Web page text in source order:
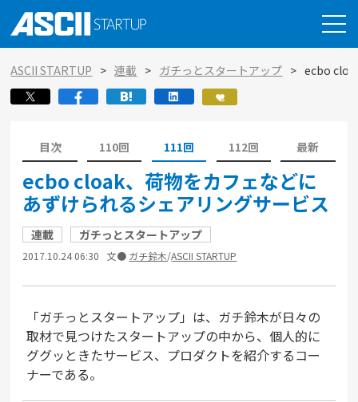
ASCII STARTUP 連載 ガチっとスタートアップ ecbo
目次 110回 111回 112回 最新
ecbo cloak、荷物をカフェなどに
あずけられるシェアリングサービス
連載 ガチっとスタートアップ
2017.10.24 06:30 文● ガチ鈴木/ASCII STARTUP
「ガチっとスタートアップ」は、ガチ鈴木が日々の
取材で見つけたスタートアップの中から、個人的に
ググッときたサービス、プロダクトを紹介するコー
ナーである。